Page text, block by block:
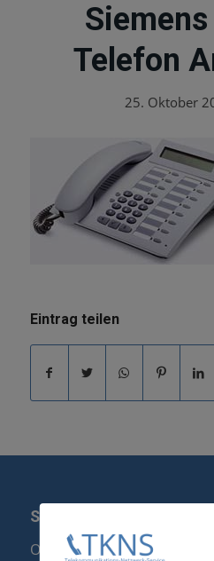
Telefon
25. Oktober
Eintrag teilen
SERVICE
Optipoint Display Reparatur